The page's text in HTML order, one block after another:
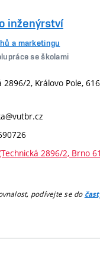
inženýrství
a marketingu
se školami
2896/2, Královo Pole,
2896/2, Brno
podívejte se do